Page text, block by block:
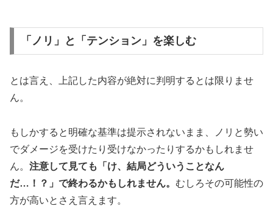
「ノリ」と「テンション」を楽しむ
とは言え、上記した内容が絶対に判明するとは限りませ
ん。
もしかすると明確な基準は提示されないまま、ノリと勢い
でダメージを受けたり受けなかったりするかもしれませ
ん。 注意して見ても「け、結局どういうことなん
だ…！？」で終わるかもしれません。 むしろその可能性の
方が高いとさえ言えます。